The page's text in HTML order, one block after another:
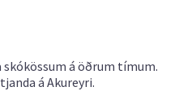
á öðrum tímum.
á Akureyri.